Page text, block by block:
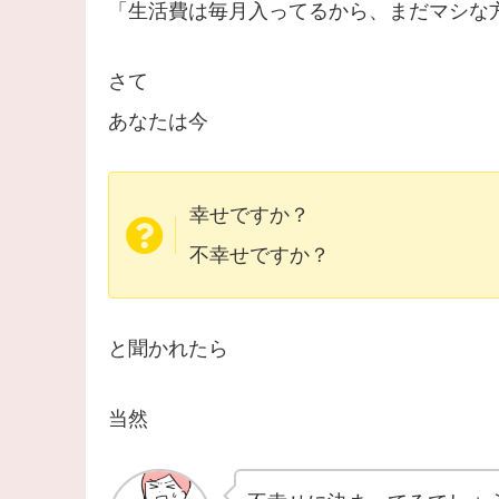
「生活費は毎月入ってるから、まだマシな
さて
あなたは今
幸せですか？
不幸せですか？
と聞かれたら
当然